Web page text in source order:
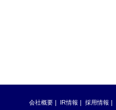
会社概要 IR情報 採用情報